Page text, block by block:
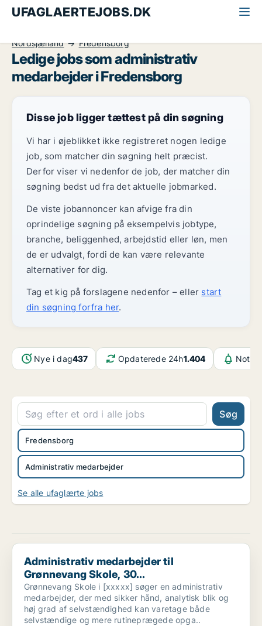
UFAGLAERTEJOBS.DK
Nordsjælland
Fredensborg
Ledige jobs som administrativ
medarbejder i Fredensborg
Disse job ligger tættest på din søgning
Vi har i øjeblikket ikke registreret nogen ledige
job, som matcher din søgning helt præcist.
Derfor viser vi nedenfor de job, der matcher din
søgning bedst ud fra det aktuelle jobmarked.
De viste jobannoncer kan afvige fra din
oprindelige søgning på eksempelvis jobtype,
branche, beliggenhed, arbejdstid eller løn, men
de er udvalgt, fordi de kan være relevante
alternativer for dig.
Tag et kig på forslagene nedenfor – eller start
din søgning forfra her.
Nye i dag437 Opdaterede 24h1.404
Søg
Administrativ medarbejder
Fredensborg
Se alle ufaglærte jobs
Administrativ medarbejder til Grønnevang Skole, 30...
Administrativ medarbejder til
Grønnevang Skole, 30...
Grønnevang Skole i [xxxxx] søger en administrativ
medarbejder, der med sikker hånd, analytisk blik og
høj grad af selvstændighed kan varetage både
selvstændige og mere rutineprægede opga..